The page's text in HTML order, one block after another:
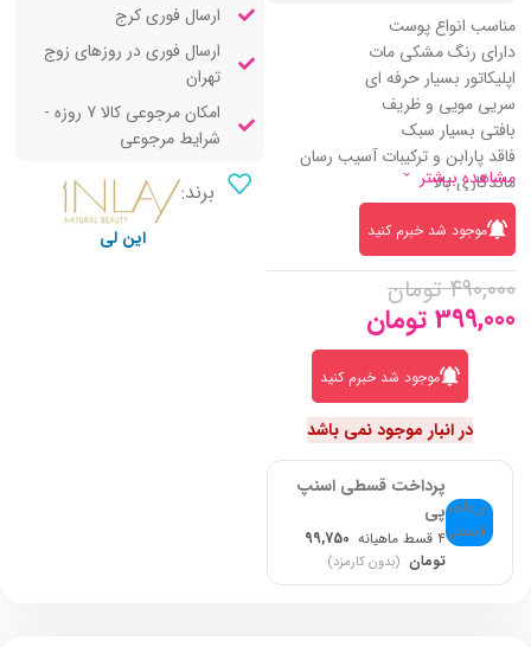
مناسب انواع پوست
دارای رنگ مشکی مات
اپلیکاتور بسیار حرفه ای
سریی مویی و ظریف
بافتی بسیار سبک
فاقد پارابن و ترکیبات آسیب رسان
ماندگاری بالا
بدون ریزش و سیاهی اطراف چشم
حفظ رطوبت درون پوست
مشاهده بیشتر
موجود شد خبرم کنید
490,000 تومان
399,000 تومان
موجود شد خبرم کنید
در انبار موجود نمی باشد
پرداخت قسطی اسنپ
پی
۴ قسط ماهیانه
99,750
تومان (بدون کارمزد)
ارسال فوری کرج
ارسال فوری در روزهای زوج
تهران
امکان مرجوعی کالا 7 روزه -
شرایط مرجوعی
برند:
این لی